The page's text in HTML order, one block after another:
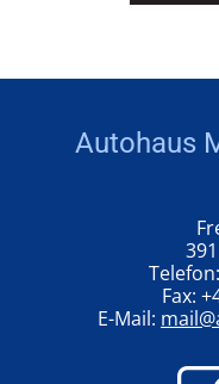
Autohaus
Fax:
E-Mail: